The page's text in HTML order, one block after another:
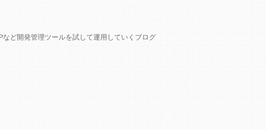
ど開発管理ツールを試して運用していくブログ